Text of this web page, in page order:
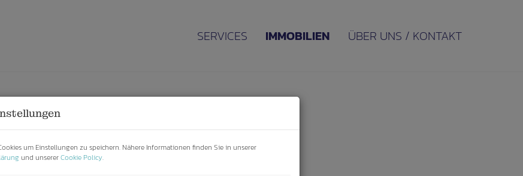
SERVICES IMMOBILIEN ÜBER UNS / KONTAKT
AKTUELLE IMMOBILIEN
um Einstellungen zu speichern. Nähere Informationen finden Sie in unserer
und unsererCookie Policy.